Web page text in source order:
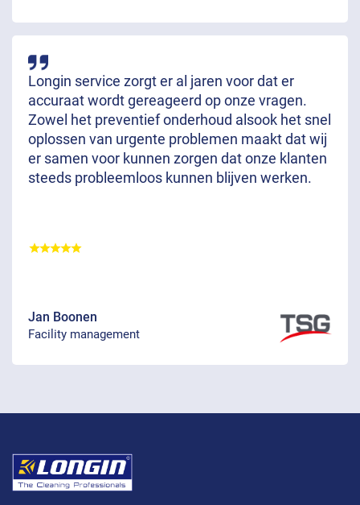
Longin service zorgt er al jaren voor dat er
accuraat wordt gereageerd op onze vragen.
Zowel het preventief onderhoud alsook het snel
oplossen van urgente problemen maakt dat wij
er samen voor kunnen zorgen dat onze klanten
steeds probleemloos kunnen blijven werken.
Jan Boonen
Facility management